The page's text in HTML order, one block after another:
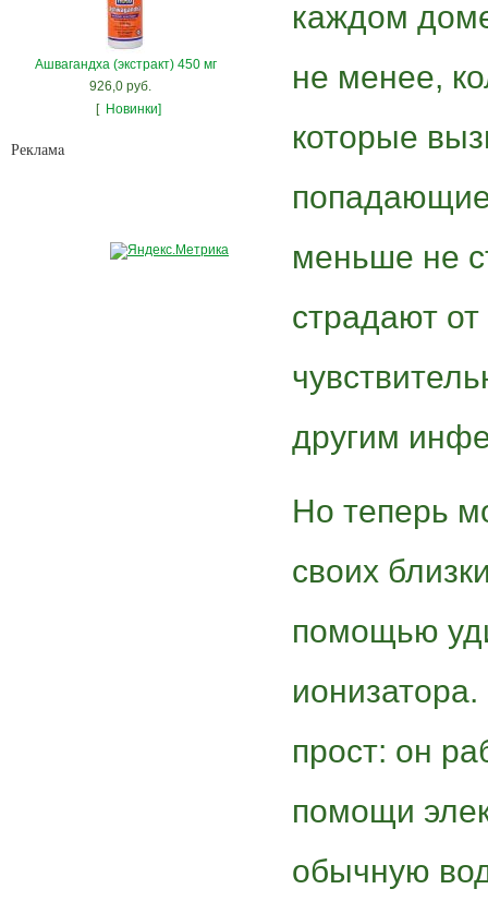
Ашвагандха (экстракт) 450 мг
926,0 руб.
[ Новинки]
Рекламa
каждом
не менее,
которые
меньше не
страдают от
другим
Но теперь
своих
помощью
прост: он
помощи
обычную